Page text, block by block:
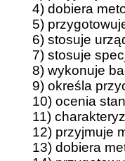
4) dobiera
5)
6) stosuje
7) stosuje
8) wykonuje
9) określa
10) ocenia
11)
12) przyjmuje
13) dobiera